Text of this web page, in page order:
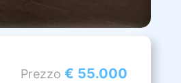
Prezzo € 55.000